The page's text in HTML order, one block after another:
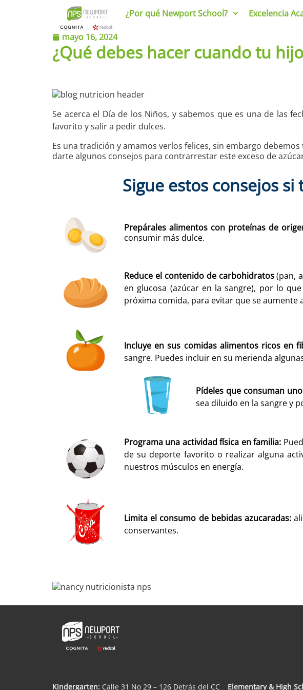
¿Por qué Newport School? Excelencia
mayo 16, 2024
¿Qué debes hacer cuando tu
Se acerca el Día de los Niños, y sabemos que es una de las
favorito y salir a pedir dulces.
Es una tradición y amamos verlos felices, sin embargo
darte algunos consejos para contrarrestar este exceso de
Sigue estos consejos
Prepárales alimentos con proteínas de
consumir más dulce.
Reduce el contenido de carbohidratos(pan,
en glucosa (azúcar en la sangre), por lo
próxima comida, para evitar que se aumente
Incluye en sus comidas alimentos ricos en
sangre. Puedes incluir en su merienda
Pídeles que consuman
sea diluido en la sangre y
Programa una actividad física en familia:
de su deporte favorito o realizar alguna
nuestros músculos en energía.
Limita el consumo de bebidas azucaradas:
conservantes.
Kindergarten: Calle 31 No 29 – 126 Detrás del CC
Elementary & High